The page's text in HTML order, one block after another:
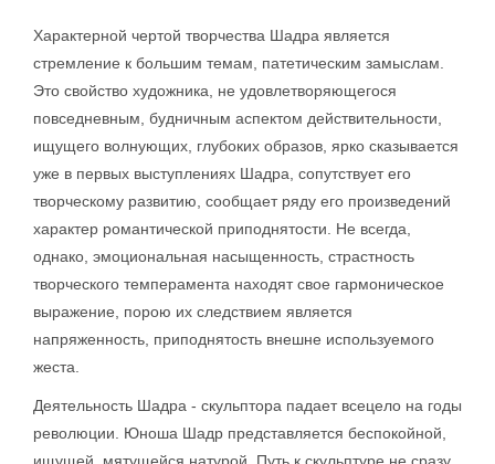
Характерной чертой творчества Шадра является
стремление к большим темам, патетическим замыслам.
Это свойство художника, не удовлетворяющегося
повседневным, будничным аспектом действительности,
ищущего волнующих, глубоких образов, ярко сказывается
уже в первых выступлениях Шадра, сопутствует его
творческому развитию, сообщает ряду его произведений
характер романтической приподнятости. Не всегда,
однако, эмоциональная насыщенность, страстность
творческого темперамента находят свое гармоническое
выражение, порою их следствием является
напряженность, приподнятость внешне используемого
жеста.
Деятельность Шадра - скульптора падает всецело на годы
революции. Юноша Шадр представляется беспокойной,